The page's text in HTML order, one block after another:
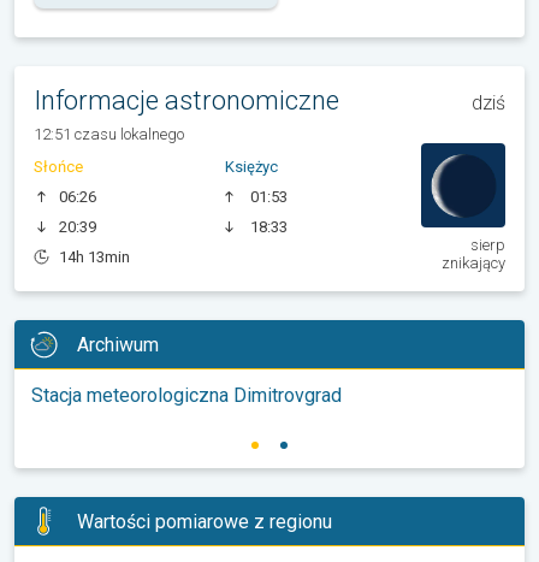
Informacje astronomiczne dziś
12:51 czasu lokalnego
Słońce
06:26
20:39
14h 13min
Księżyc
01:53
18:33
sierp
znikający
Archiwum
Stacja meteorologiczna Dimitrovgrad
Wartości pomiarowe z regionu